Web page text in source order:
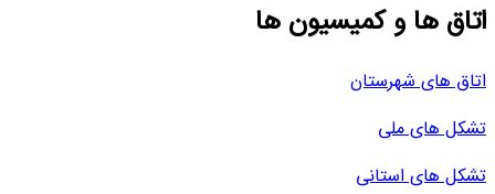
اتاق ها و کمیسیون ها
اتاق های شهرستان
تشکل های ملی
تشکل های استانی